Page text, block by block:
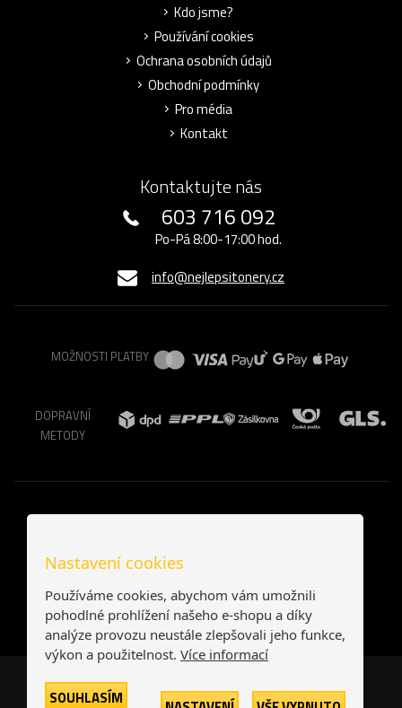
Kdo jsme?
Používání cookies
Ochrana osobních údajů
Obchodní podmínky
Pro média
Kontakt
Kontaktujte nás
603 716 092
Po-Pá 8:00-17:00 hod.
info@nejlepsitonery.cz
MOŽNOSTI PLATBY
DOPRAVNÍ
METODY
Česká republika Slovensko
Nastavení cookies
Používáme cookies, abychom vám umožnili
pohodlné prohlížení našeho e-shopu a díky
analýze provozu neustále zlepšovali jeho funkce,
výkon a použitelnost. Více informací
SOUHLASÍM